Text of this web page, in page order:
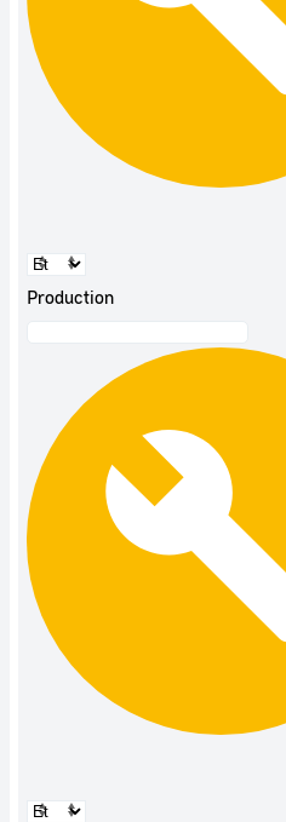
Production